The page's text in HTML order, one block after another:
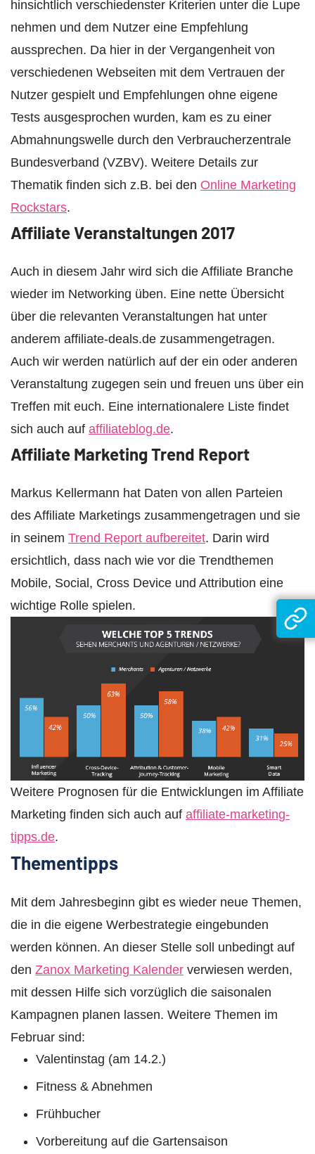
hinsichtlich verschiedenster Kriterien unter die Lupe
nehmen und dem Nutzer eine Empfehlung
aussprechen. Da hier in der Vergangenheit von
verschiedenen Webseiten mit dem Vertrauen der
Nutzer gespielt und Empfehlungen ohne eigene
Tests ausgesprochen wurden, kam es zu einer
Abmahnungswelle durch den Verbraucherzentrale
Bundesverband (VZBV). Weitere Details zur
Thematik finden sich z.B. bei den Online Marketing
Rockstars.
Affiliate Veranstaltungen 2017
Auch in diesem Jahr wird sich die Affiliate Branche
wieder im Networking üben. Eine nette Übersicht
über die relevanten Veranstaltungen hat unter
anderem affiliate-deals.de zusammengetragen.
Auch wir werden natürlich auf der ein oder anderen
Veranstaltung zugegen sein und freuen uns über ein
Treffen mit euch. Eine internationalere Liste findet
sich auch auf affiliateblog.de.
Affiliate Marketing Trend Report
Markus Kellermann hat Daten von allen Parteien
des Affiliate Marketings zusammengetragen und sie
in seinem Trend Report aufbereitet. Darin wird
ersichtlich, dass nach wie vor die Trendthemen
Mobile, Social, Cross Device und Attribution eine
wichtige Rolle spielen.
Weitere Prognosen für die Entwicklungen im Affiliate
Marketing finden sich auch auf affiliate-marketing-
tipps.de.
Thementipps
Mit dem Jahresbeginn gibt es wieder neue Themen,
die in die eigene Werbestrategie eingebunden
werden können. An dieser Stelle soll unbedingt auf
den Zanox Marketing Kalender verwiesen werden,
mit dessen Hilfe sich vorzüglich die saisonalen
Kampagnen planen lassen. Weitere Themen im
Februar sind:
Valentinstag (am 14.2.)
Fitness & Abnehmen
Frühbucher
Vorbereitung auf die Gartensaison